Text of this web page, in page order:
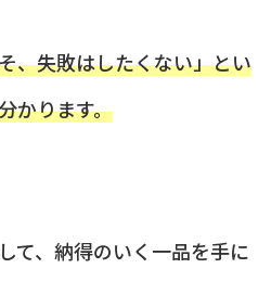
、失敗はしたくない」とい
かります。
て、納得のいく一品を手に